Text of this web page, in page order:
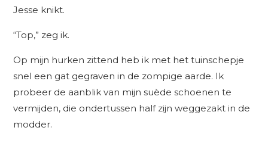
Jesse knikt.
“Top,” zeg ik.
Op mijn hurken zittend heb ik met het tuinschepje
snel een gat gegraven in de zompige aarde. Ik
probeer de aanblik van mijn suède schoenen te
vermijden, die ondertussen half zijn weggezakt in de
modder.